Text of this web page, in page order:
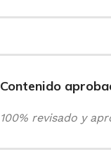
Contenido
100% revisado y